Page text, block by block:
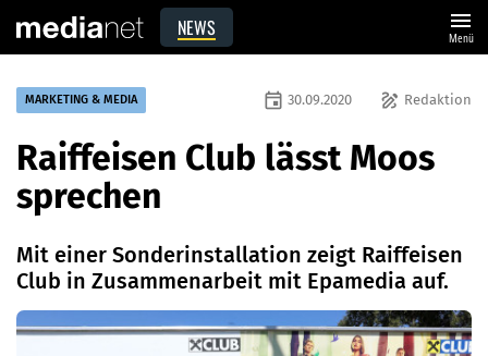
NEWS menu
Menü
MARKETING & MEDIA draw Redaktion
event 30.09.2020
Raiffeisen Club lässt Moos
sprechen
Mit einer Sonderinstallation zeigt Raiffeisen
Club in Zusammenarbeit mit Epamedia auf.